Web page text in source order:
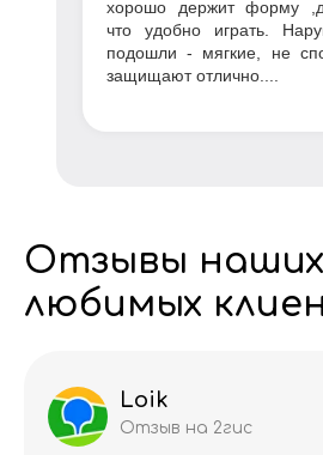
хорошо держит форму
что удобно играть.
подошли - мягкие, не
защищают отлично....
Отзывы наших
любимых
Loik
Отзыв на 2гис